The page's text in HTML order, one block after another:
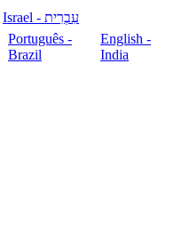
עִבְרִית - Israel
Português -
Brazil
English -
India